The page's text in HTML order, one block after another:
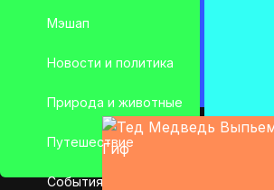
Мэшап
Новости и политика
Природа и животные
Путешествие
События